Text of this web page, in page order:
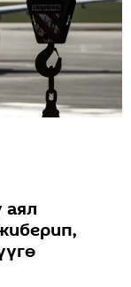
аял